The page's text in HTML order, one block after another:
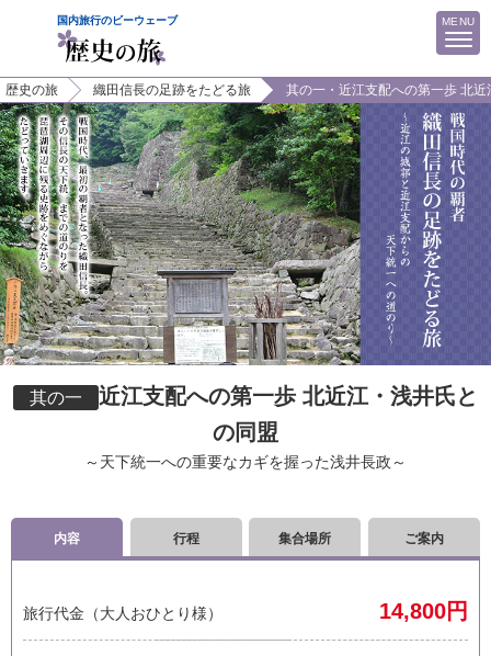
MENU
ビーウェーブTOP
マイページ（予約確認・決済）
歴史の旅TOP
おすすめツアー
小豆島・お遍路ツアー
隠岐の歴史を巡る旅
福島県ホープツーリズム
マイページの使い方
サイトの利用方法
歴史の旅 織田信長の足跡をたどる旅 其の一・近江支配への第一歩 北
其の一
近江支配への第一歩 北近江・浅井氏と
の同盟
～天下統一への重要なカギを握った浅井長政～
内容 行程 集合場所 ご案内
旅行代金（大人おひとり様） 14,800円